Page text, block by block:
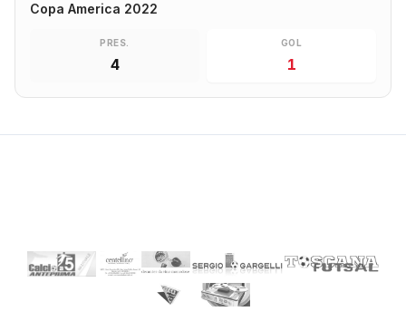
Copa America 2022
PRES.
4
GOL
1